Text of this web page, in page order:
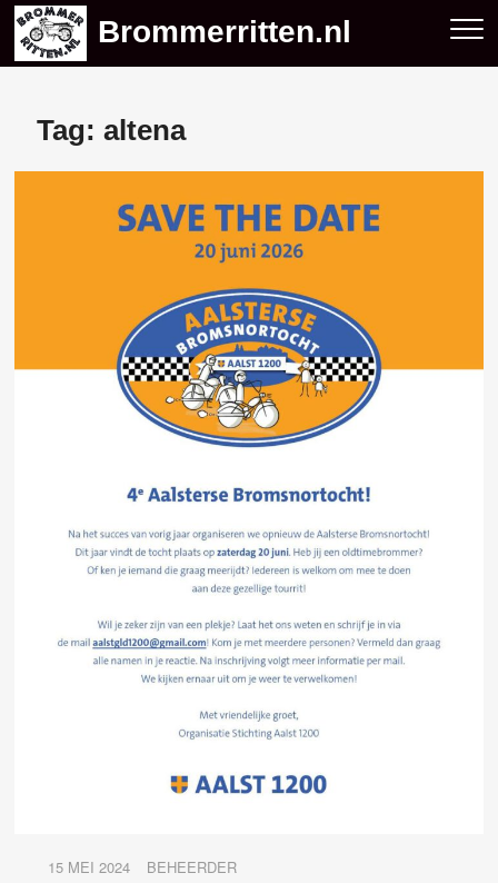
Skip
content
Brommerritten.nl
Tag:altena
15 MEI 2024 BEHEERDER